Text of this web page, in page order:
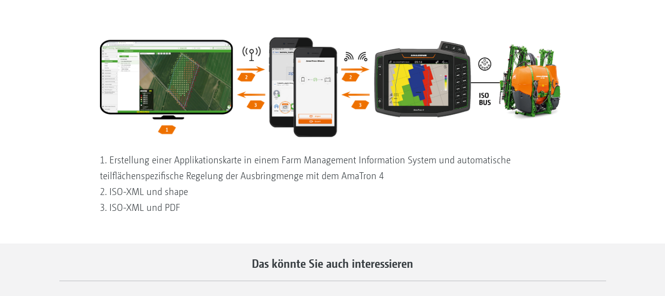
1. Erstellung einer Applikationskarte in einem Farm Management Information System und automatische
teilflächenspezifische Regelung der Ausbringmenge mit dem AmaTron 4
2. ISO-XML und shape
3. ISO-XML und PDF
Das könnte Sie auch interessieren